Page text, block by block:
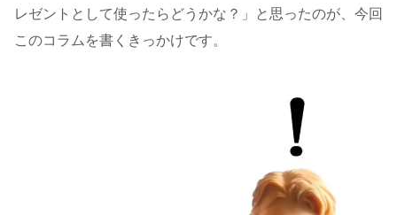
レゼントとして使ったらどうかな？」と思ったのが、今回
このコラムを書くきっかけです。